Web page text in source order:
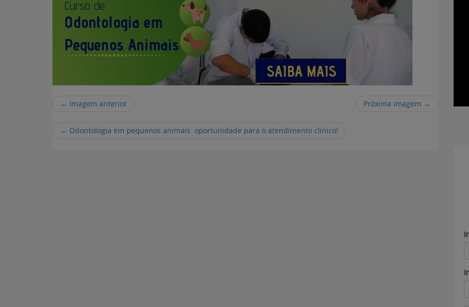
← Imagem anterior Próxima imagem →
← Odontologia em pequenos animais: oportunidade para o atendimento clínico!